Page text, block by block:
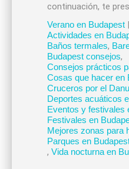
continuación, te
Verano en Budapest|
Actividades en
Baños termales,
Budapest consejos,
Consejos prácticos
Cosas que hacer en
Cruceros por el
Deportes acuáticos
Eventos y festivales
Festivales en
Mejores zonas para
Parques en
, Vida nocturna en